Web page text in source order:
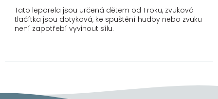
Tato leporela jsou určená dětem od 1 roku, zvuková
tlačítka jsou dotyková, ke spuštění hudby nebo zvuku
není zapotřebí vyvinout sílu.